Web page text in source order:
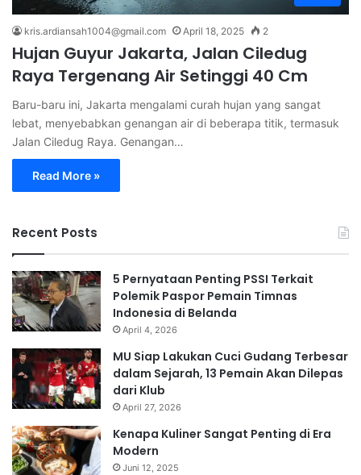
kris.ardiansah1004@gmail.com April 18, 2025 2
Hujan Guyur Jakarta, Jalan Ciledug
Raya Tergenang Air Setinggi 40 Cm
Baru-baru ini, Jakarta mengalami curah hujan yang sangat
lebat, menyebabkan genangan air di beberapa titik, termasuk
Jalan Ciledug Raya. Genangan…
Read More »
Recent Posts
5 Pernyataan Penting PSSI Terkait
Polemik Paspor Pemain Timnas
Indonesia di Belanda
April 4, 2026
MU Siap Lakukan Cuci Gudang Terbesar
dalam Sejarah, 13 Pemain Akan Dilepas
dari Klub
April 27, 2026
Kenapa Kuliner Sangat Penting di Era
Modern
Juni 12, 2025